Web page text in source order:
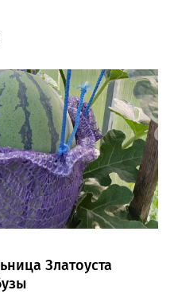
Златоуста